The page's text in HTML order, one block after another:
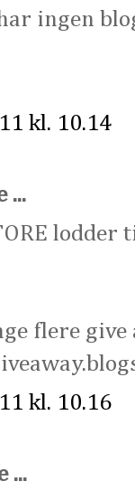
ingen
kl. 10.14
...
lodder
flere give
kl. 10.16
...